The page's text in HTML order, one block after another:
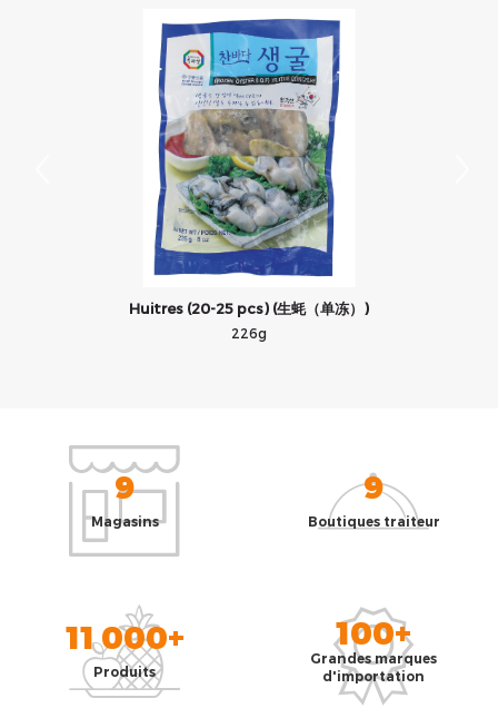
Huitres (20-25 pcs) (生蚝（单冻）)
226g
9
Magasins
9
Boutiques traiteur
11 000+
Produits
100+
Grandes marques
d'importation